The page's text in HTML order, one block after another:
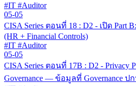
#IT #Auditor
05-05
CISA Series ตอนที่ 18 : D2 - เปิด Part
(HR + Financial Controls)
#IT #Auditor
05-05
CISA Series ตอนที่ 17B : D2 - Privacy
Governance — ข้อมูลที่ Governance ป